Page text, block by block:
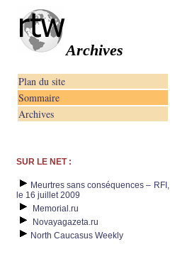
Archives
Plan du site
Sommaire
Archives
SUR LE NET :
Meurtres sans conséquences – RFI,
le 16 juillet 2009
Memorial.ru
Novayagazeta.ru
North Caucasus Weekly